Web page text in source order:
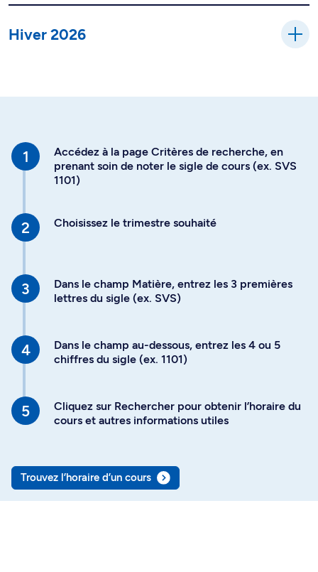
Hiver 2026
Accédez à la page Critères de recherche, en
prenant soin de noter le sigle de cours (ex. SVS
1101)
Choisissez le trimestre souhaité
Dans le champ Matière, entrez les 3 premières
lettres du sigle (ex. SVS)
Dans le champ au-dessous, entrez les 4 ou 5
chiffres du sigle (ex. 1101)
Cliquez sur Rechercher pour obtenir l’horaire du
cours et autres informations utiles
Trouvez l’horaire d’un cours